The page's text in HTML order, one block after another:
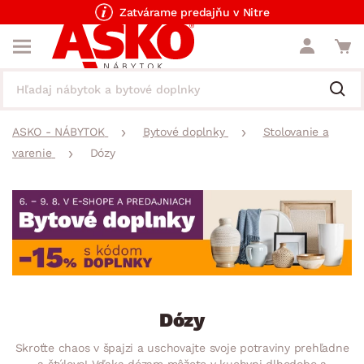
Zatvárame predajňu v Nitre
ASKO - NÁBYTOK Bytové doplnky
Stolovanie a
varenie
Dózy
Dózy
Skroťte chaos v špajzi a uschovajte svoje potraviny prehľadne